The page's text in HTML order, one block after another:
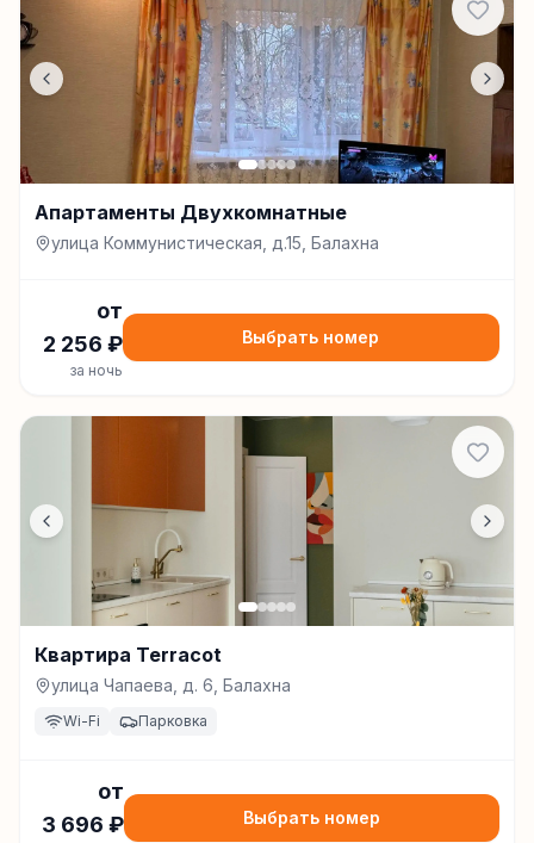
Апартаменты Двухкомнатные
улица Коммунистическая, д.15, Балахна
от
2 256 ₽
за ночь
Выбрать номер
Квартира Terracot
улица Чапаева, д. 6, Балахна
Wi-Fi Парковка
от
3 696 ₽ Выбрать номер